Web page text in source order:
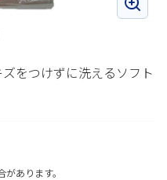
をつけずに洗えるソフト
あります。